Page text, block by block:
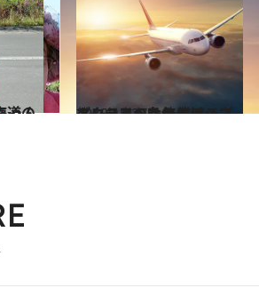
2018.12.27
エコノミーなのにビジネスクラスへ!? 無償アップグレードの条件とは？
旅＆お出かけ